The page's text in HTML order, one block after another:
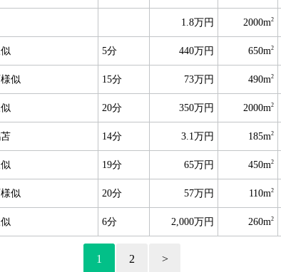
1.8万円 2000m2
5分 440万円 650m2
似 15分 73万円 490m2
20分 350万円 2000m2
14分 3.1万円 185m2
19分 65万円 450m2
似 20分 57万円 110m2
6分 2,000万円 260m2
1 2 >